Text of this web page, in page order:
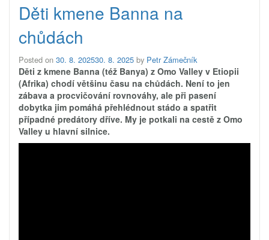
Děti kmene Banna na
chůdách
Posted on 30. 8. 202530. 8. 2025 by Petr Zámečník
Děti z kmene Banna (též Banya) z Omo Valley v Etiopii
(Afrika) chodí většinu času na chůdách. Není to jen
zábava a procvičování rovnováhy, ale při pasení
dobytka jim pomáhá přehlédnout stádo a spatřit
případné predátory dříve. My je potkali na cestě z Omo
Valley u hlavní silnice.